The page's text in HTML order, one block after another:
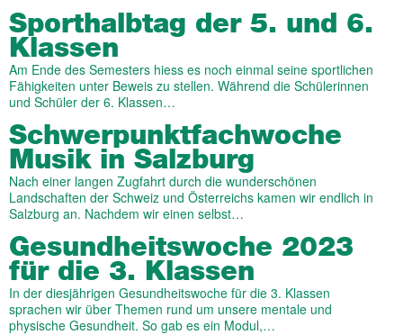
Sporthalbtag der 5. und 6.
Klassen
Am Ende des Semesters hiess es noch einmal seine sportlichen
Fähigkeiten unter Beweis zu stellen. Während die Schülerinnen
und Schüler der 6. Klassen…
Schwer­punkt­­­­fach­­­­woche
Musik in Salzburg
Nach einer langen Zugfahrt durch die wunderschönen
Landschaften der Schweiz und Österreichs kamen wir endlich in
Salzburg an. Nachdem wir einen selbst…
Gesundheits­woche 2023
für die 3. Klassen
In der diesjährigen Gesundheitswoche für die 3. Klassen
sprachen wir über Themen rund um unsere mentale und
physische Gesundheit. So gab es ein Modul,…